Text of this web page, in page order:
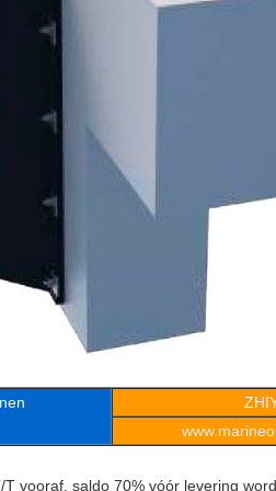
vooraf, saldo 70% vóór levering